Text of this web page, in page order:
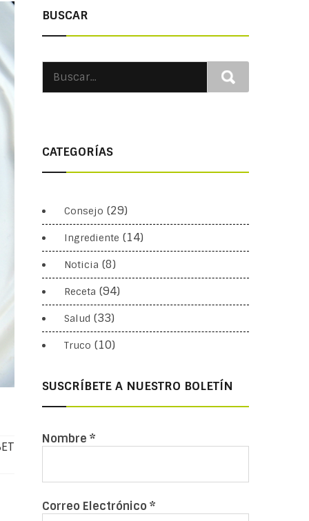
BUSCAR
CATEGORÍAS
Consejo (29)
Ingrediente (14)
Noticia (8)
Receta (94)
Salud (33)
Truco (10)
SUSCRÍBETE A NUESTRO BOLETÍN
Nombre *
Correo Electrónico *